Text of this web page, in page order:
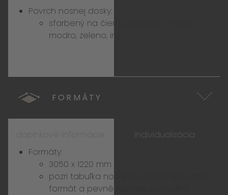
Povrch nosnej dosky:
sfarbený na čierno, červeno, hnedo,
modro, zeleno, iný
FORMÁTY
doplnkové informácie
Individualizácia
Formáty:
3050 x 1220 mm
pozri tabuľka nosných dosiek, špeciálny
formát a pevné rozmery sú možné